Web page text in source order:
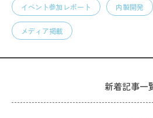
イベント参加レポート 内製開発
メディア掲載
新着記事一